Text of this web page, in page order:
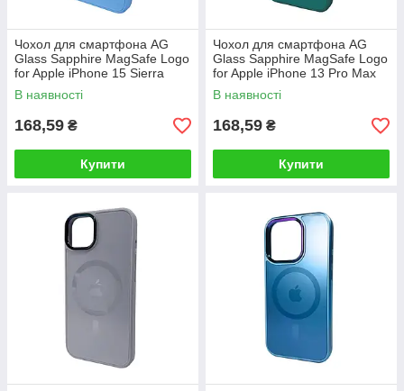
Чохол для смартфона AG
Glass Sapphire MagSafe Logo
for Apple iPhone 15 Sierra
Blue
В наявності
168,59 ₴
Купити
Чохол для смартфона AG
Glass Sapphire MagSafe Logo
for Apple iPhone 13 Pro Max
Green
В наявності
168,59 ₴
Купити